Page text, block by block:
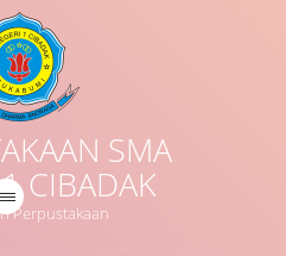
SMA
CIBADAK
Perpustakaan